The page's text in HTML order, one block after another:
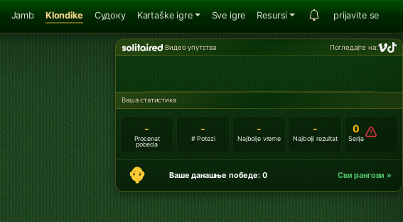
Jamb Klondike Судоку Kartaške igre Sve igre Resursi prijavite se
Видео упутства Погледајте на:
Ваша статистика
-
Procenat
pobeda
-
# Potezi
-
Najbolje vreme
-
Najbolji rezultat
0
Serija
Ваше данашње победе: 0 Сви рангови »